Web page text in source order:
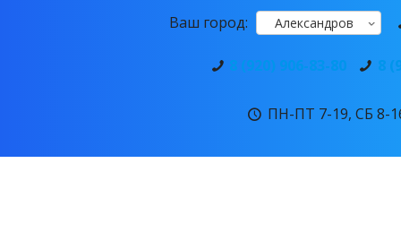
Ваш город: Александров
8 (920) 906-83-80 8
ПН-ПТ 7-19, СБ 8-